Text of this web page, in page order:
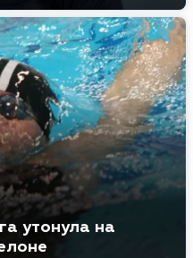
утонула на